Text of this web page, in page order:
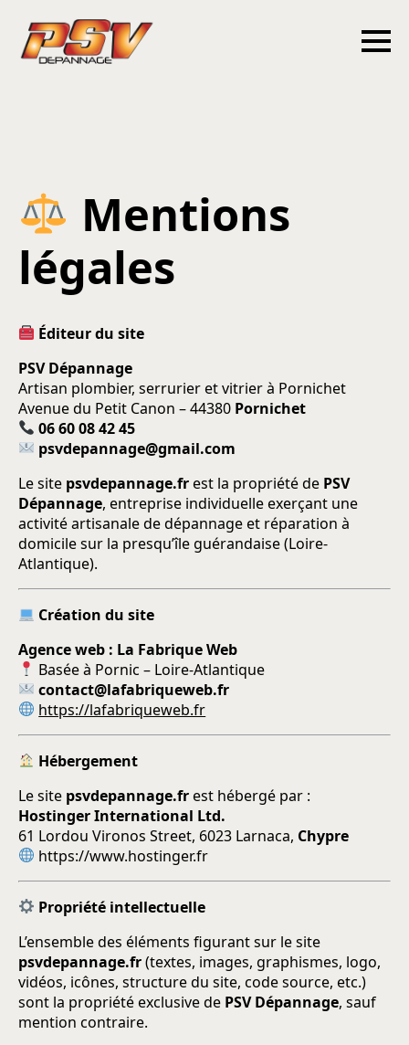
Mentions
légales
Éditeur du site
PSV Dépannage
Artisan plombier, serrurier et vitrier à Pornichet
Avenue du Petit Canon – 44380 Pornichet
06 60 08 42 45
psvdepannage@gmail.com
Le site psvdepannage.frest la propriété de PSV
Dépannage, entreprise individuelle exerçant une
activité artisanale de dépannage et réparation à
domicile sur la presqu’île guérandaise (Loire-
Atlantique).
Création du site
Agence web : La Fabrique Web
Basée à Pornic – Loire-Atlantique
contact@lafabriqueweb.fr
https://lafabriqueweb.fr
Hébergement
Le site psvdepannage.frest hébergé par :
Hostinger International Ltd.
61 Lordou Vironos Street, 6023 Larnaca, Chypre
https://www.hostinger.fr
Propriété intellectuelle
L’ensemble des éléments figurant sur le site
psvdepannage.fr(textes, images, graphismes, logo,
vidéos, icônes, structure du site, code source, etc.)
sont la propriété exclusive de PSV Dépannage, sauf
mention contraire.